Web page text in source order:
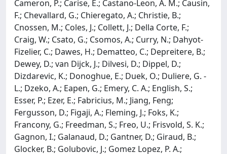
Cameron, P.; Carise, E.; Castano-Leon, A. M.; Causin,
F.; Chevallard, G.; Chieregato, A.; Christie, B.;
Cnossen, M.; Coles, J.; Collett, J.; Della Corte, F.;
Craig, W.; Csato, G.; Csomos, A.; Curry, N.; Dahyot-
Fizelier, C.; Dawes, H.; Dematteo, C.; Depreitere, B.;
Dewey, D.; van Dijck, J.; Dilvesi, D.; Dippel, D.;
Dizdarevic, K.; Donoghue, E.; Duek, O.; Duliere, G. -
L.; Dzeko, A.; Eapen, G.; Emery, C. A.; English, S.;
Esser, P.; Ezer, E.; Fabricius, M.; Jiang, Feng;
Fergusson, D.; Figaji, A.; Fleming, J.; Foks, K.;
Francony, G.; Freedman, S.; Freo, U.; Frisvold, S. K.;
Gagnon, I.; Galanaud, D.; Gantner, D.; Giraud, B.;
Glocker, B.; Golubovic, J.; Gomez Lopez, P. A.;